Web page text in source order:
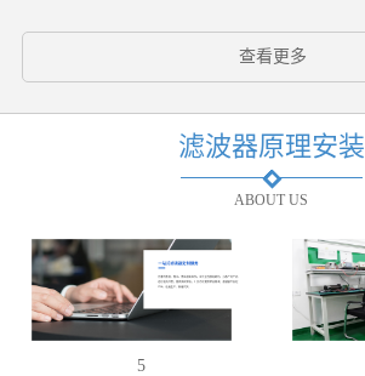
查看更多
滤波器原理安装
ABOUT US
5